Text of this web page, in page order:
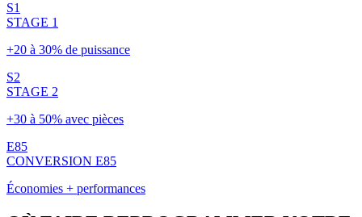
S1
STAGE 1
+20 à 30% de puissance
S2
STAGE 2
+30 à 50% avec pièces
E85
CONVERSION E85
Économies + performances